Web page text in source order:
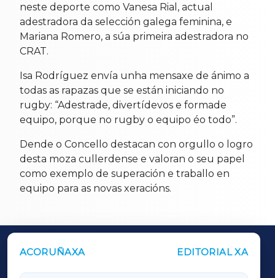
neste deporte como Vanesa Rial, actual
adestradora da selección galega feminina, e
Mariana Romero, a súa primeira adestradora no
CRAT.
Isa Rodríguez envía unha mensaxe de ánimo a
todas as rapazas que se están iniciando no
rugby: “Adestrade, divertídevos e formade
equipo, porque no rugby o equipo éo todo”.
Dende o Concello destacan con orgullo o logro
desta moza cullerdense e valoran o seu papel
como exemplo de superación e traballo en
equipo para as novas xeracións.
ACORUÑAXA EDITORIAL XA
OUTROS PERIÓDICOS